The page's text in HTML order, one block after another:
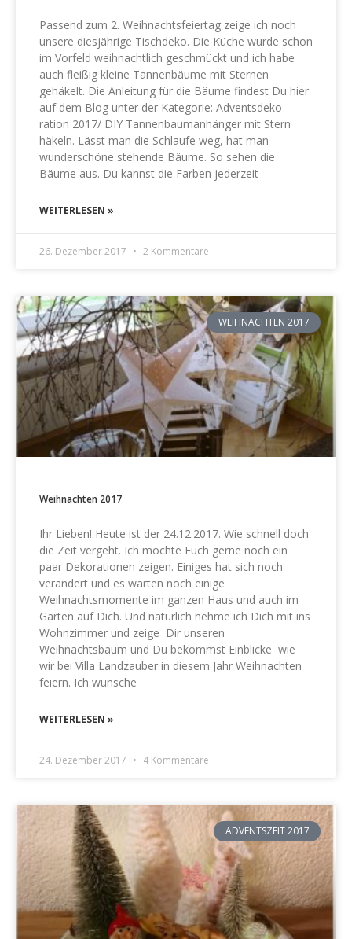
Passend zum 2. Weihnachtsfeiertag zeige ich noch
unsere diesjährige Tischdeko. Die Küche wurde schon
im Vorfeld weihnachtlich geschmückt und ich habe
auch fleißig kleine Tannenbäume mit Sternen
gehäkelt. Die Anleitung für die Bäume findest Du hier
auf dem Blog unter der Kategorie: Adventsdeko-
ration 2017/ DIY Tannenbaumanhänger mit Stern
häkeln. Lässt man die Schlaufe weg, hat man
wunderschöne stehende Bäume. So sehen die
Bäume aus. Du kannst die Farben jederzeit
WEITERLESEN »
26. Dezember 2017 2 Kommentare
WEIHNACHTEN 2017
Weihnachten 2017
Ihr Lieben! Heute ist der 24.12.2017. Wie schnell doch
die Zeit vergeht. Ich möchte Euch gerne noch ein
paar Dekorationen zeigen. Einiges hat sich noch
verändert und es warten noch einige
Weihnachtsmomente im ganzen Haus und auch im
Garten auf Dich. Und natürlich nehme ich Dich mit ins
Wohnzimmer und zeige Dir unseren
Weihnachtsbaum und Du bekommst Einblicke wie
wir bei Villa Landzauber in diesem Jahr Weihnachten
feiern. Ich wünsche
WEITERLESEN »
24. Dezember 2017 4 Kommentare
ADVENTSZEIT 2017